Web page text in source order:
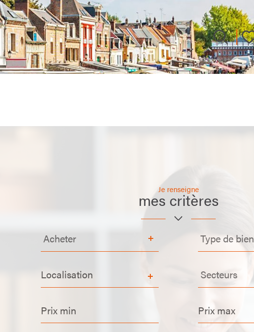
Je renseigne
mes critères
Acheter
Acheter
Type
de
Type de bien
Localisation Secteurs
Secteurs
Prix
min
Prix
max